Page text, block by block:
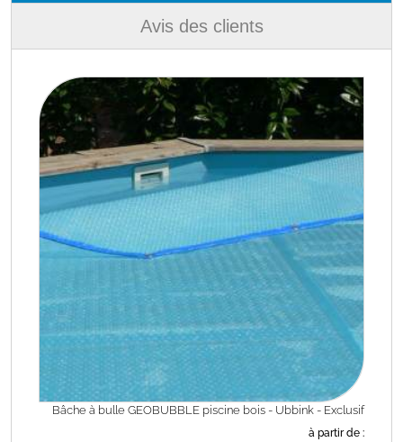
Avis des clients
Bâche à bulle GEOBUBBLE piscine bois - Ubbink - Exclusif
à partir de :